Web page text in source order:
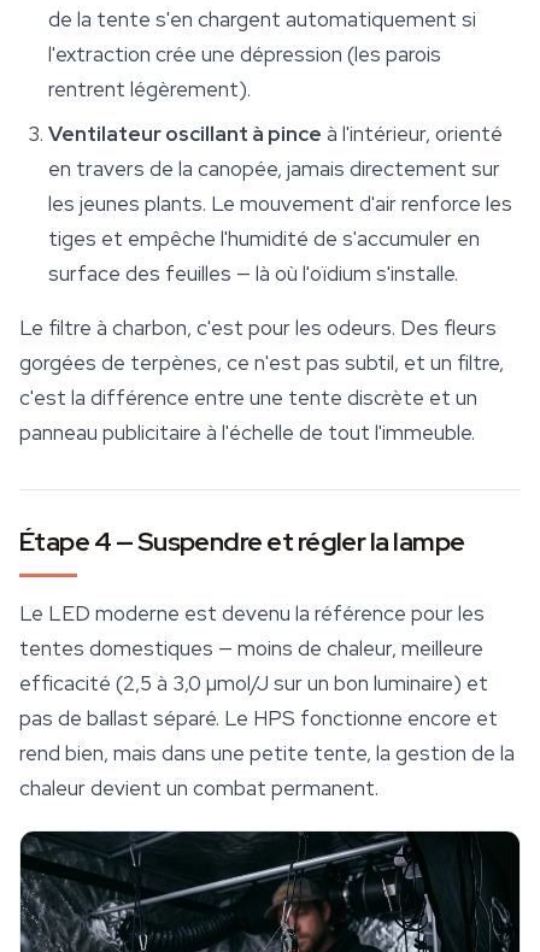
de la tente s'en chargent automatiquement si
l'extraction crée une dépression (les parois
rentrent légèrement).
Ventilateur oscillant à pince à l'intérieur, orienté
en travers de la canopée, jamais directement sur
les jeunes plants. Le mouvement d'air renforce les
tiges et empêche l'humidité de s'accumuler en
surface des feuilles — là où l'oïdium s'installe.
Le filtre à charbon, c'est pour les odeurs. Des fleurs
gorgées de terpènes, ce n'est pas subtil, et un filtre,
c'est la différence entre une tente discrète et un
panneau publicitaire à l'échelle de tout l'immeuble.
Étape 4 — Suspendre et régler la lampe
Le LED moderne est devenu la référence pour les
tentes domestiques — moins de chaleur, meilleure
efficacité (2,5 à 3,0 µmol/J sur un bon luminaire) et
pas de ballast séparé. Le HPS fonctionne encore et
rend bien, mais dans une petite tente, la gestion de la
chaleur devient un combat permanent.